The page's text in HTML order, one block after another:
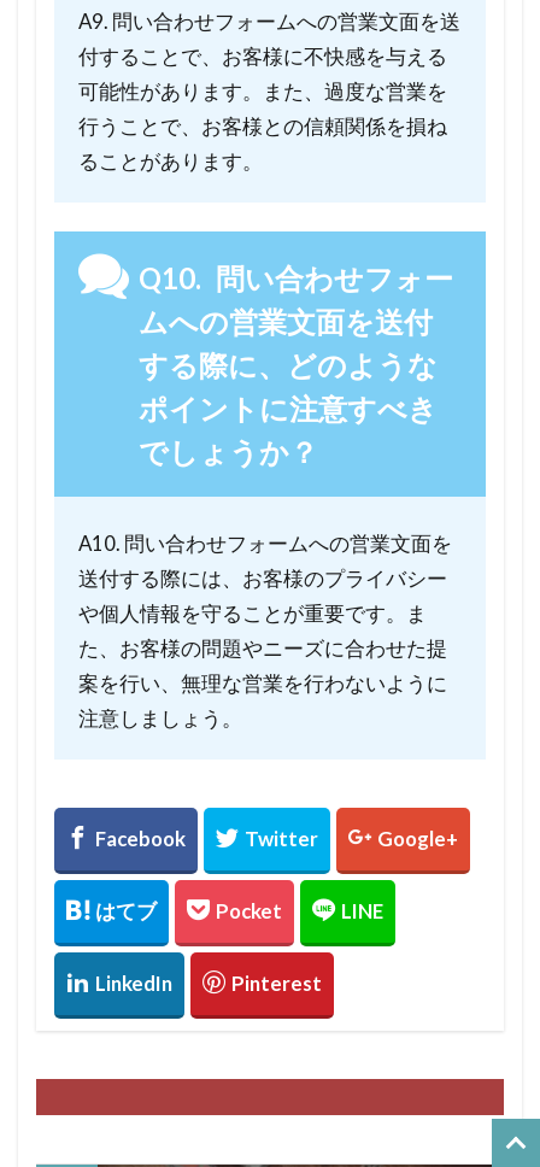
A9. 問い合わせフォームへの営業文面を送
付することで、お客様に不快感を与える
可能性があります。また、過度な営業を
行うことで、お客様との信頼関係を損ね
ることがあります。
Q10. 問い合わせフォー
ムへの営業文面を送付
する際に、どのような
ポイントに注意すべき
でしょうか？
A10. 問い合わせフォームへの営業文面を
送付する際には、お客様のプライバシー
や個人情報を守ることが重要です。ま
た、お客様の問題やニーズに合わせた提
案を行い、無理な営業を行わないように
注意しましょう。